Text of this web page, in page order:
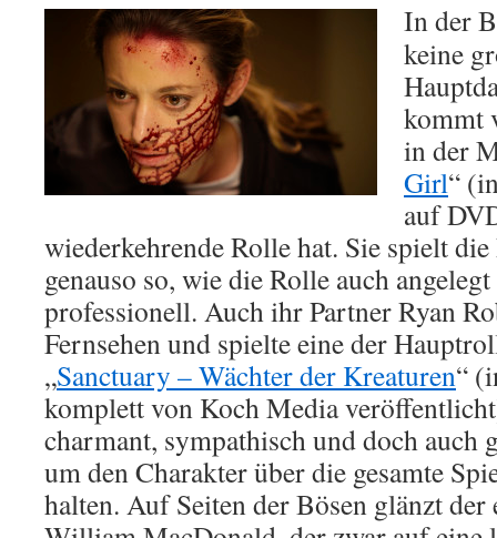
In der
keine
kommt
in der
Girl“
auf
wiederkehrende Rolle hat. Sie spielt
genauso so, wie die Rolle auch
professionell. Auch ihr Partner Ryan
Fernsehen und spielte eine der
„Sanctuary – Wächter der Kreaturen“
komplett von Koch Media
charmant, sympathisch und doch auch
um den Charakter über die gesamte
halten. Auf Seiten der Bösen glänzt der